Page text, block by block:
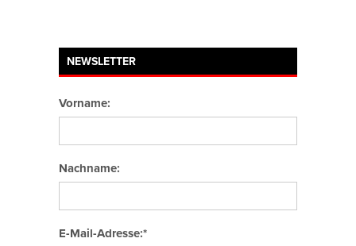
NEWSLETTER
Vorname:
Nachname:
E-Mail-Adresse:*